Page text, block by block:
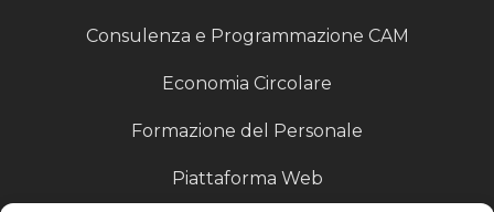
Consulenza e Programmazione CAM
Economia Circolare
Formazione del Personale
Piattaforma Web